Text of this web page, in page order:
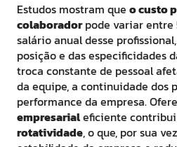
Estudos mostram que o custo
colaboradorpode variar entre
salário anual desse
posição e das especificidades
troca constante de pessoal
da equipe, a continuidade dos
performance da empresa.
empresarialeficiente contribui
rotatividade, o que, por sua